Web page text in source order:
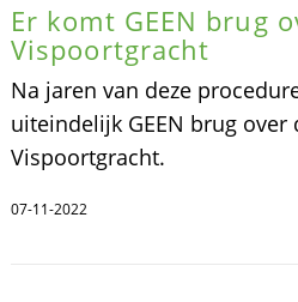
Er komt GEEN brug
Vispoortgracht
Na jaren van deze
uiteindelijk GEEN brug over
Vispoortgracht.
07-11-2022